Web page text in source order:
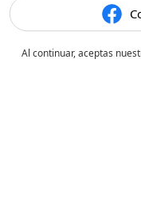
Al continuar, aceptas